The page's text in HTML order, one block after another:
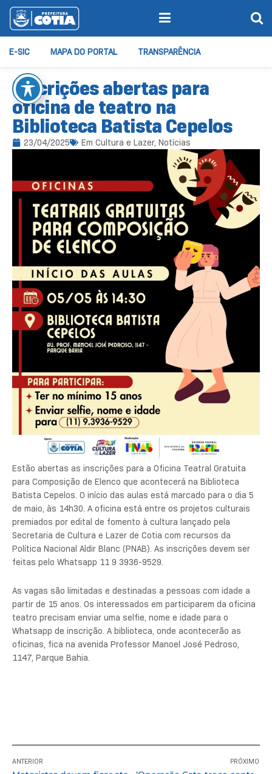
E-SIC MAPA DO PORTAL TRANSPARÊNCIA
Inscrições abertas para
oficina de teatro na
Biblioteca Batista Cepelos
23/04/2025 Em Cultura e Lazer, Notícias
Estão abertas as inscrições para a Oficina Teatral Gratuita
para Composição de Elenco que acontecerá na Biblioteca
Batista Cepelos. O início das aulas está marcado para o dia 5
de maio, às 14h30. A oficina está entre os projetos culturais
premiados por edital de fomento à cultura lançado pela
Secretaria de Cultura e Lazer de Cotia com recursos da
Política Nacional Aldir Blanc (PNAB). As inscrições devem ser
feitas pelo Whatsapp 11 9 3936-9529.
As vagas são limitadas e destinadas a pessoas com idade a
partir de 15 anos. Os interessados em participarem da oficina
teatro precisam enviar uma selfie, nome e idade para o
Whatsapp de inscrição. A biblioteca, onde acontecerão as
oficinas, fica na avenida Professor Manoel José Pedroso,
1147, Parque Bahia.
ANTERIOR PRÓXIMO